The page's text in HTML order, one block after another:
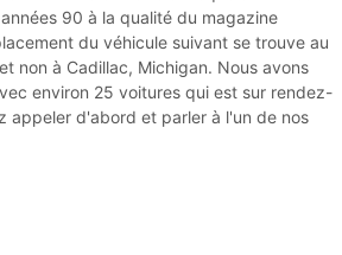
90 à la qualité du magazine
du véhicule suivant se trouve au
non à Cadillac, Michigan. Nous avons
environ 25 voitures qui est sur rendez-
appeler d'abord et parler à l'un de nos